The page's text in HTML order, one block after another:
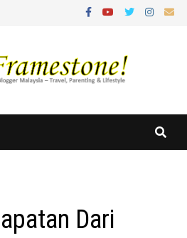
Dari